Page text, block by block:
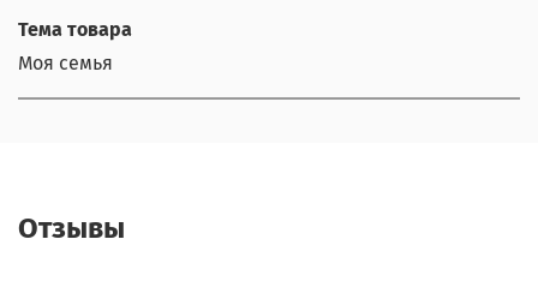
Тема товара
Моя семья
Отзывы